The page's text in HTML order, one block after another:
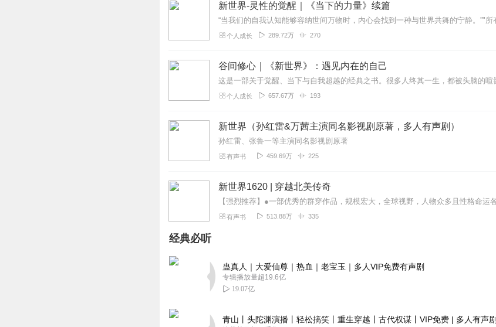
新世界-灵性的觉醒｜《当下的力量》续篇
个人成长 289.72万 270
谷间修心｜《新世界》：遇见内在的自己
个人成长 657.67万 193
新世界（孙红雷&万茜主演同名影视剧原著，多人有声剧）
孙红雷、张鲁一等主演同名影视剧原著
有声书 459.69万 225
新世界1620 | 穿越北美传奇
有声书 513.88万 335
经典必听
蛊真人｜大爱仙尊｜热血｜老宝玉｜多人VIP免费有声剧
专辑播放量超19.6亿
19.07亿
青山丨头陀渊演播丨轻松搞笑丨重生穿越丨古代权谋丨VIP免费 | 多人有声剧